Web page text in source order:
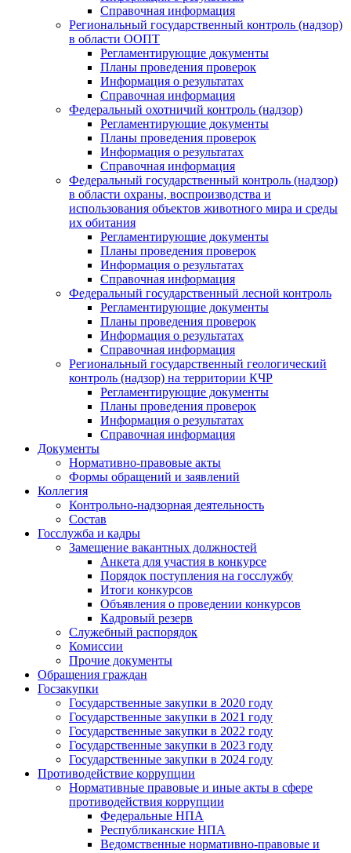
Справочная информация
Региональный государственный контроль (надзор)
в области ООПТ
Регламентирующие документы
Планы проведения проверок
Информация о результатах
Справочная информация
Федеральный охотничий контроль (надзор)
Регламентирующие документы
Планы проведения проверок
Информация о результатах
Справочная информация
Федеральный государственный контроль (надзор)
в области охраны, воспроизводства и
использования объектов животного мира и среды
их обитания
Регламентирующие документы
Планы проведения проверок
Информация о результатах
Справочная информация
Федеральный государственный лесной контроль
Регламентирующие документы
Планы проведения проверок
Информация о результатах
Справочная информация
Региональный государственный геологический
контроль (надзор) на территории КЧР
Регламентирующие документы
Планы проведения проверок
Информация о результатах
Справочная информация
Документы
Нормативно-правовые акты
Формы обращений и заявлений
Коллегия
Контрольно-надзорная деятельность
Состав
Госслужба и кадры
Замещение вакантных должностей
Анкета для участия в конкурсе
Порядок поступления на госслужбу
Итоги конкурсов
Объявления о проведении конкурсов
Кадровый резерв
Служебный распорядок
Комиссии
Прочие документы
Обращения граждан
Госзакупки
Государственные закупки в 2020 году
Государственные закупки в 2021 году
Государственные закупки в 2022 году
Государственные закупки в 2023 году
Государственные закупки в 2024 году
Противодействие коррупции
Нормативные правовые и иные акты в сфере
противодействия коррупции
Федеральные НПА
Республиканские НПА
Ведомственные нормативно-правовые и